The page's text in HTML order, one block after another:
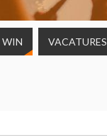
WIN VACATURES